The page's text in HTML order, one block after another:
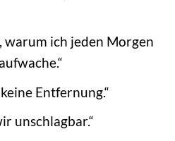
warum ich jeden Morgen
Entfernung.“
unschlagbar.“